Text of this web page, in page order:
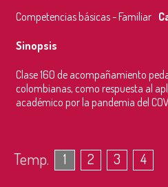
Competencias básicas - Familiar
Sinopsis
Clase 160 de acompañamiento
colombianas, como respuesta al
académico por la pandemia del
Temp. 1 2 3 4